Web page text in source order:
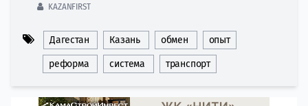
KAZANFIRST
Дагестан Казань обмен опыт
реформа система транспорт